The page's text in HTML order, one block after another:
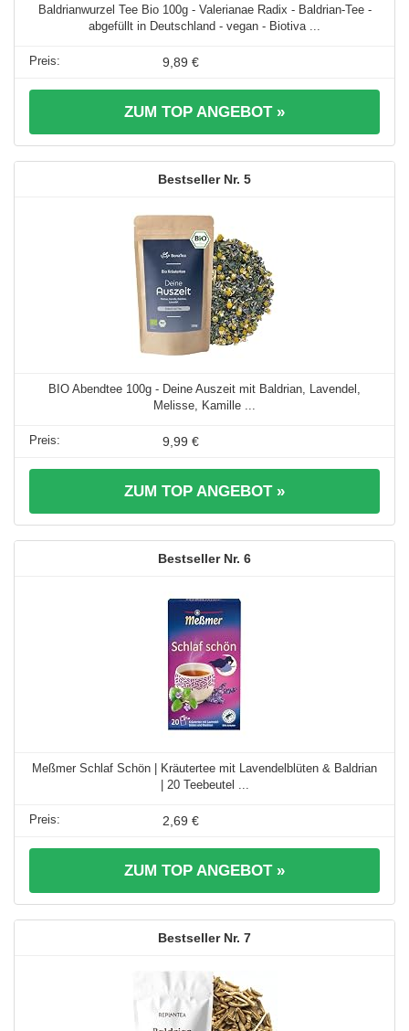
Baldrianwurzel Tee Bio 100g - Valerianae Radix - Baldrian-Tee -
abgefüllt in Deutschland - vegan - Biotiva ...
9,89 €
ZUM TOP ANGEBOT »
5
BIO Abendtee 100g - Deine Auszeit mit Baldrian, Lavendel,
Melisse, Kamille ...
9,99 €
ZUM TOP ANGEBOT »
6
Meßmer Schlaf Schön | Kräutertee mit Lavendelblüten & Baldrian
| 20 Teebeutel ...
2,69 €
ZUM TOP ANGEBOT »
7